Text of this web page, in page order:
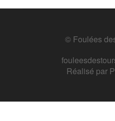
© Foulées
Réalisé par